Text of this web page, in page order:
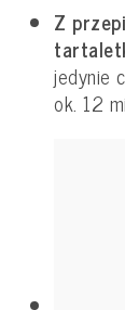
Z
jedynie
ok. 12